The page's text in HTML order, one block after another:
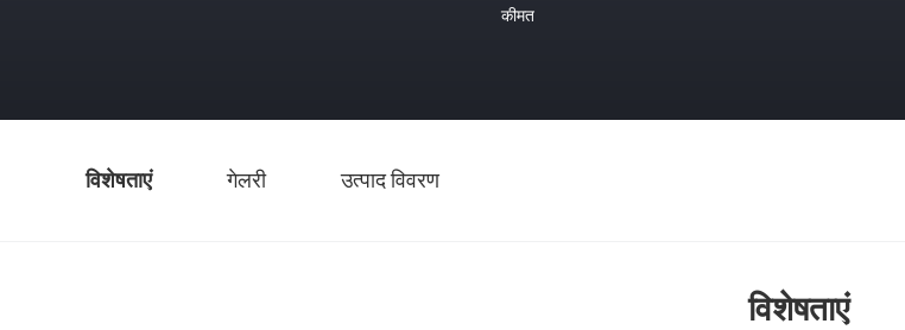
कीमत
विशेषताएं गेलरी उत्पाद विवरण
विशेषताएं